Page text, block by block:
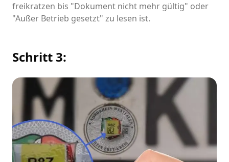
freikratzen bis "Dokument nicht mehr gültig" oder
"Außer Betrieb gesetzt" zu lesen ist.
Schritt 3: